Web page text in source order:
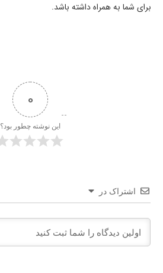
برای شما به همراه داشته باشد.
0
این نوشته چطور بود؟
اشتراک در